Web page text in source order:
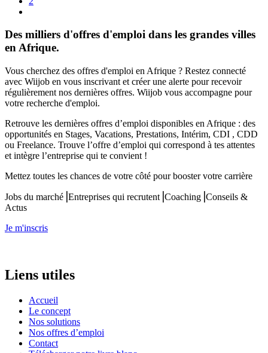
Des milliers d'offres d'emploi dans les grandes villes
en Afrique.
Vous cherchez des offres d'emploi en Afrique ? Restez connecté
avec Wiijob en vous inscrivant et créer une alerte pour recevoir
régulièrement nos dernières offres. Wiijob vous accompagne pour
votre recherche d'emploi.
Retrouve les dernières offres d’emploi disponibles en Afrique : des
opportunités en Stages, Vacations, Prestations, Intérim, CDI , CDD
ou Freelance. Trouve l’offre d’emploi qui correspond à tes attentes
et intègre l’entreprise qui te convient !
Mettez toutes les chances de votre côté pour booster votre carrière
Jobs du marché⎟Entreprises qui recrutent⎟Coaching⎟Conseils &
Actus
Je m'inscris
Liens utiles
Accueil
Le concept
Nos solutions
Nos offres d’emploi
Contact